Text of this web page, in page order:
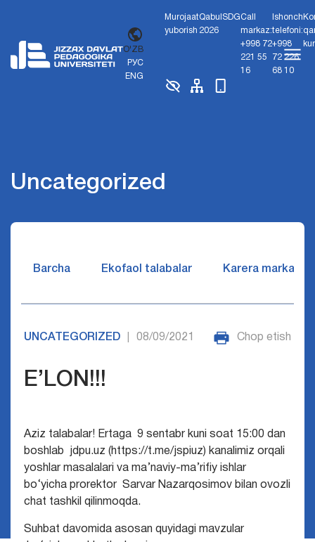
O'ZB
РУС
ENG
Murojaat
yuborish
Qabul
2026
SDGCall
markaz:
+998 72
221 55
16
Ishonch
telefoni:
+998
72 226
68 10
Uncategorized
Barcha Ekofaol talabalar Karera markazi
UNCATEGORIZED 08/09/2021 Chop etish
E’LON!!!
Aziz talabalar! Ertaga 9 sentabr kuni soat 15:00 dan
boshlab jdpu.uz (https://t.me/jspiuz) kanalimiz orqali
yoshlar masalalari va ma’naviy-ma’rifiy ishlar
bo‘yicha prorektor Sarvar Nazarqosimov bilan ovozli
chat tashkil qilinmoqda.
Suhbat davomida asosan quyidagi mavzular